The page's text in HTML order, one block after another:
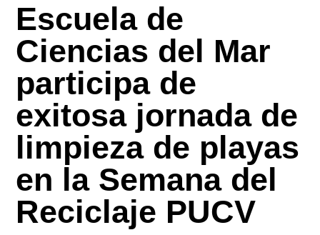
Escuela de
Ciencias del Mar
participa de
exitosa jornada de
limpieza de playas
en la Semana del
Reciclaje PUCV